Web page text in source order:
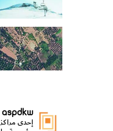
aspdkw
إحدى